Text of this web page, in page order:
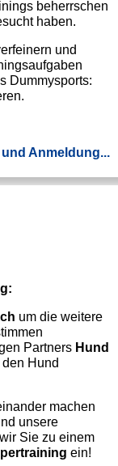
beherrschen
haben.
und
Dummysports:
Anmeldung...
um die weitere
Partners Hund
Hund
machen
unsere
Sie zu einem
ein!